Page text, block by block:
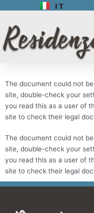
content
IT
The document could not
site, double-check your
you read this as a user of
site to check their legal
The document could not
site, double-check your
you read this as a user of
site to check their legal